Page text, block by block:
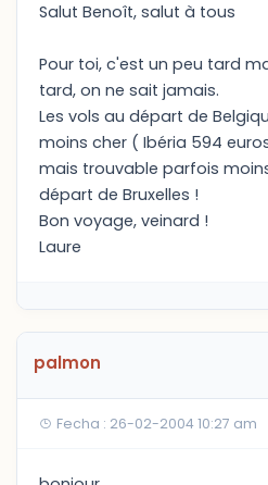
Salut Benoît, salut à tous
Pour toi, c'est un peu tard
tard, on ne sait jamais.
Les vols au départ de
moins cher ( Ibéria 594
mais trouvable parfois
départ de Bruxelles !
Bon voyage, veinard !
Laure
palmon
Fecha : 26-02-2004 10:27 am